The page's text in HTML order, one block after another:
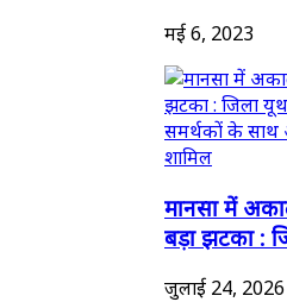
मई 6, 2023
मानसा में
बड़ा झटका :
जुलाई 24, 2026